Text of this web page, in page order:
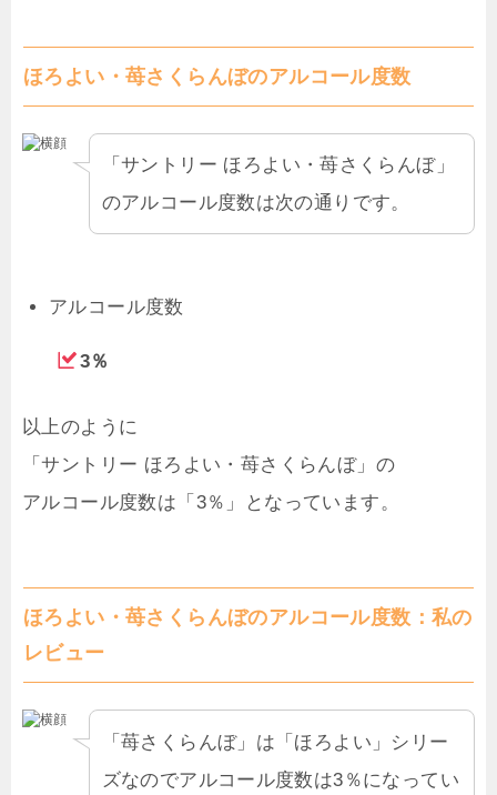
ほろよい・苺さくらんぼのアルコール度数
「サントリー ほろよい・苺さくらんぼ」
のアルコール度数は次の通りです。
アルコール度数
3％
以上のように
「サントリー ほろよい・苺さくらんぼ」の
アルコール度数は「3％」となっています。
ほろよい・苺さくらんぼのアルコール度数：私の
レビュー
「苺さくらんぼ」は「ほろよい」シリー
ズなのでアルコール度数は3％になってい